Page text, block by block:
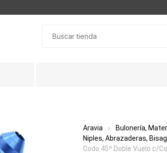
Aravia
Bulonería,
Niples, Abrazaderas,
Codo 45º Doble Vuelo c/